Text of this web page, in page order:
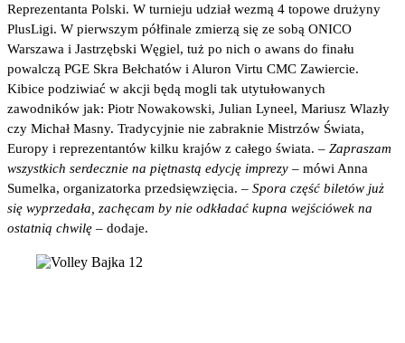
Reprezentanta Polski. W turnieju udział wezmą 4 topowe drużyny
PlusLigi. W pierwszym półfinale zmierzą się ze sobą ONICO
Warszawa i Jastrzębski Węgiel, tuż po nich o awans do finału
powalczą PGE Skra Bełchatów i Aluron Virtu CMC Zawiercie.
Kibice podziwiać w akcji będą mogli tak utytułowanych
zawodników jak: Piotr Nowakowski, Julian Lyneel, Mariusz Wlazły
czy Michał Masny. Tradycyjnie nie zabraknie Mistrzów Świata,
Europy i reprezentantów kilku krajów z całego świata. – Zapraszam
wszystkich serdecznie na piętnastą edycję imprezy – mówi Anna
Sumelka, organizatorka przedsięwzięcia. – Spora część biletów już
się wyprzedała, zachęcam by nie odkładać kupna wejściówek na
ostatnią chwilę – dodaje.